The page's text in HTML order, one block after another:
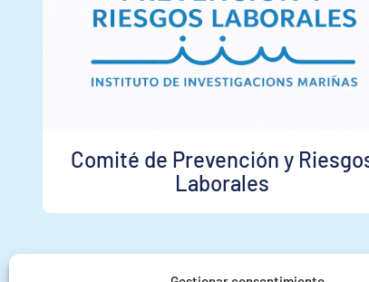
Comité de Prevención y
Laborales